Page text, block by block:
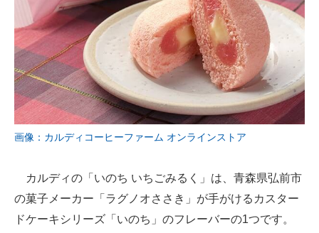
画像：カルディコーヒーファーム オンラインストア
カルディの「いのち いちごみるく」は、青森県弘前市
の菓子メーカー「ラグノオささき」が手がけるカスター
ドケーキシリーズ「いのち」のフレーバーの1つです。